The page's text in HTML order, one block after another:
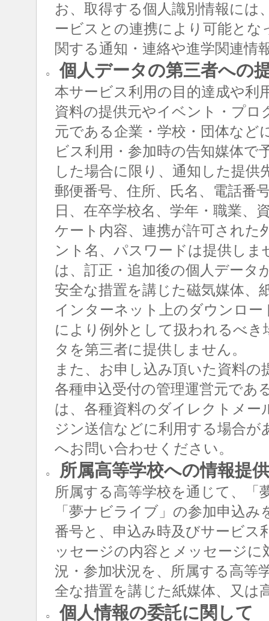
お、取得する個人識別情報には
ービスとの連携により可能と
関する通知・連絡や進学関連情
○ 個人データの第三者への
本サービス利用の目的達成や利
資料の提供元やイベント・プロ
元である企業・学校・団体など
ビス利用・参加時の告知媒体で
した場合に限り、通知した提
郵便番号、住所、氏名、電話番
日、在卒学校名、学年・職業、
ケート内容、連携が許可された
ント名、パスワードは提供し
は、訂正・追加後の個人データ
安全な措置を講じた磁気媒体、
インターネット上のダウンロ
により例外として扱われるべ
タを第三者に提供しません。
また、お申し込み頂いた資料
各種申込受付の管理運営元であ
は、各種資料のダイレクトメー
ジン送信などに利用する場合
へお問い合わせください。
○ 所属高等学校への情報提
所属する高等学校を通じて、「
「夢ナビライブ」の参加申込
番号と、申込み時及びサービス
ッセージの内容とメッセージ
況・参加状況を、所属する高等
全な措置を講じた紙媒体、又は
○ 個人情報の委託に関して